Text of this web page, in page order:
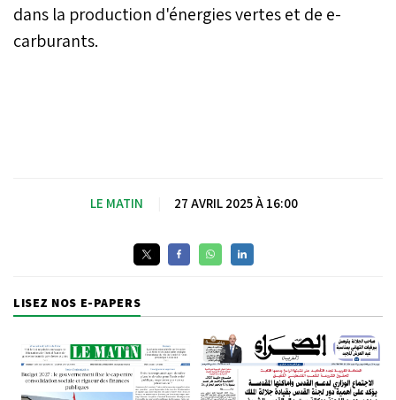
dans la production d'énergies vertes et de e-
carburants.
LE MATIN 27 AVRIL 2025 À 16:00
LISEZ NOS E-PAPERS